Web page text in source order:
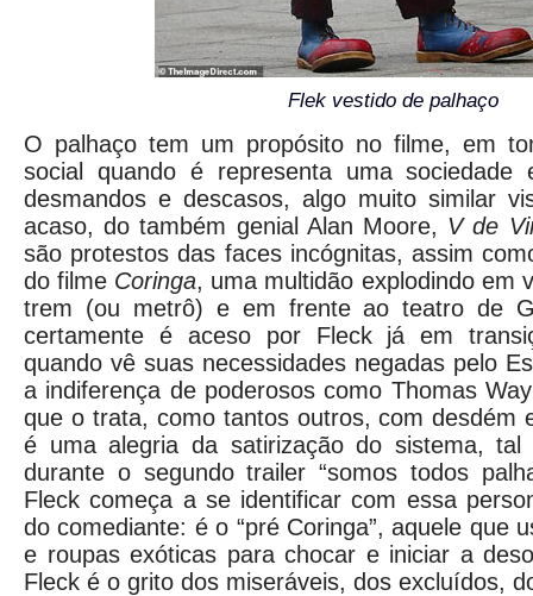
Flek vestido de palhaço
O palhaço tem um propósito no filme, em
social quando é representa uma sociedade
desmandos e descasos, algo muito similar
acaso, do também genial Alan Moore, V de
são protestos das faces incógnitas, assim
do filme Coringa, uma multidão explodindo em
trem (ou metrô) e em frente ao teatro de
certamente é aceso por Fleck já em
quando vê suas necessidades negadas pelo
a indiferença de poderosos como Thomas
que o trata, como tantos outros, com desdém
é uma alegria da satirização do sistema,
durante o segundo trailer “somos todos
Fleck começa a se identificar com essa
do comediante: é o “pré Coringa”, aquele que
e roupas exóticas para chocar e iniciar a
Fleck é o grito dos miseráveis, dos excluídos,